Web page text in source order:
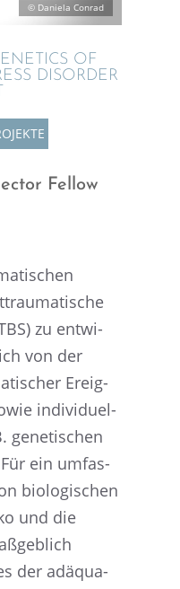
OF
DISOR­DER
Fellow
zu entwi­
von der
Ereig­
indivi­du­el­
geneti­schen
ein umfas­
biolo­gi­schen
und die
der adäqua­
© Daniela Conrad